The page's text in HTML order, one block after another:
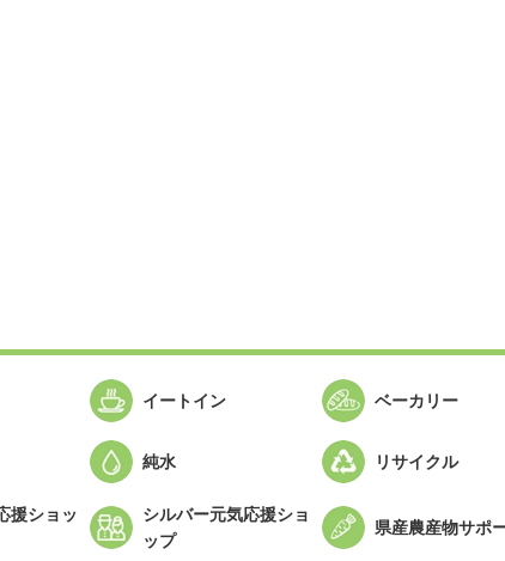
イートイン ベーカリー
純水 リサイクル
援ショッ
シルバー元気応援ショ
ップ
県産農産物サポ